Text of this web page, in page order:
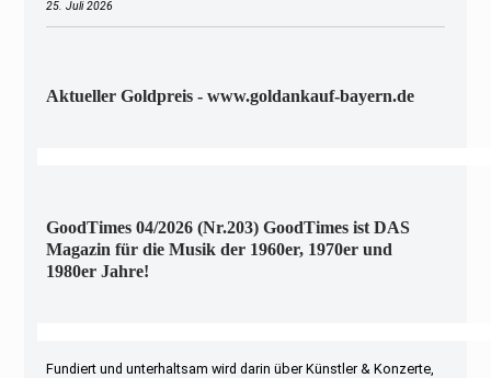
25. Juli 2026
Aktueller Goldpreis - www.goldankauf-bayern.de
GoodTimes 04/2026 (Nr.203) GoodTimes ist DAS
Magazin für die Musik der 1960er, 1970er und
1980er Jahre!
Fundiert und unterhaltsam wird darin über Künstler & Konzerte,